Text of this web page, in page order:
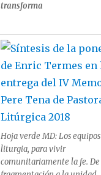
transforma
Hoja verde MD: Los
liturgia, para vivir
comunitariamente la fe.